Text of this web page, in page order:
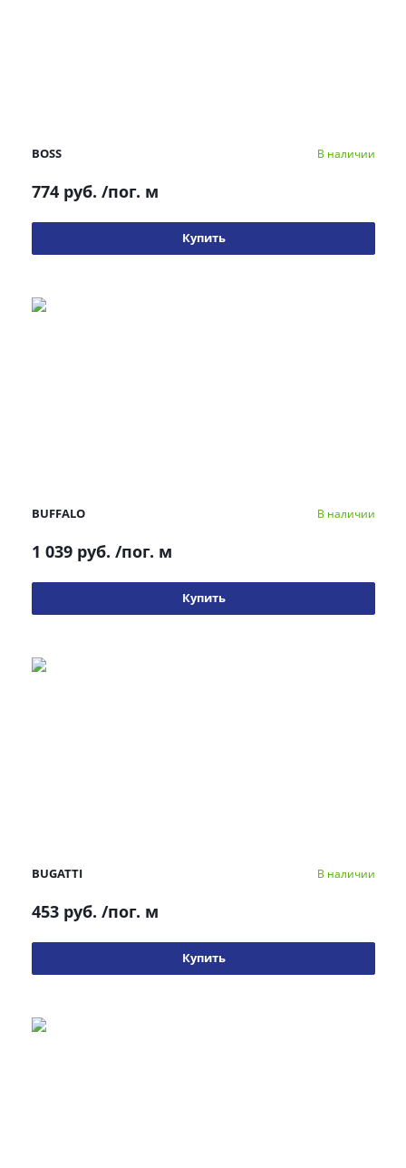
BOSS В наличии
774 руб. /пог. м
Купить
BUFFALO В наличии
1 039 руб. /пог. м
Купить
BUGATTI В наличии
453 руб. /пог. м
Купить